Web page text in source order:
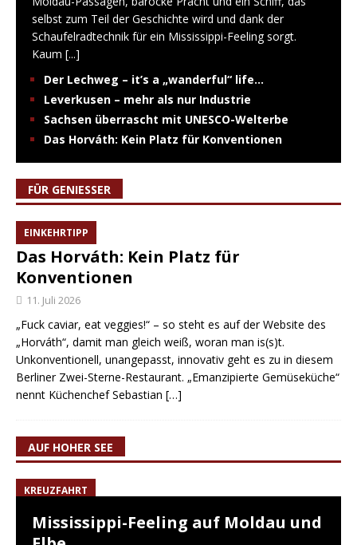
selbst zum Teil der Geschichte wird und dank der
Schaufelradtechnik für ein Mississippi-Feeling sorgt.
Kaum [...]
Der Lechweg – it’s a „wanderful“ life…
Leverkusen – mehr als nur Industrie
Sachsen überrascht mit UNESCO-Welterbe
Das Horváth: Kein Platz für Konventionen
FÜR GENIESSER
EINKEHRTIPP
Das Horváth: Kein Platz für
Konventionen
11. Juli 2026
„Fuck caviar, eat veggies!“ – so steht es auf der Website des
„Horváth“, damit man gleich weiß, woran man is(s)t.
Unkonventionell, unangepasst, innovativ geht es zu in diesem
Berliner Zwei-Sterne-Restaurant. „Emanzipierte Gemüseküche“
nennt Küchenchef Sebastian […]
AUF HOHER SEE
KREUZFAHRT
Mississippi-Feeling auf Moldau und